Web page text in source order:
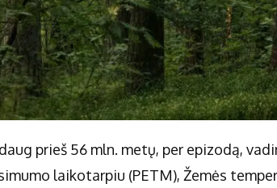
prieš 56 mln. metų, per epizodą,
laikotarpiu (PETM), Žemės